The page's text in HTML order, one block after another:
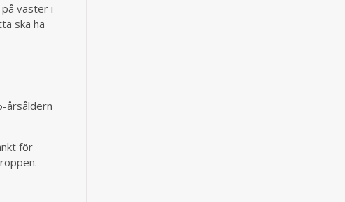
väster i
ska ha
årsåldern
för